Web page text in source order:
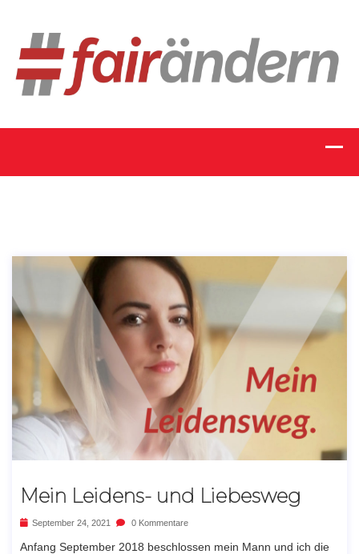
Mein Leidens- und Liebesweg
September 24, 2021 0 Kommentare
Anfang September 2018 beschlossen mein Mann und ich die